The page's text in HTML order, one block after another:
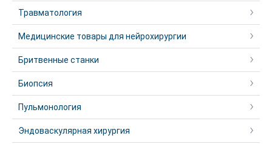
Травматология
Медицинские товары для нейрохирургии
Бритвенные станки
Биопсия
Пульмонология
Эндоваскулярная хирургия